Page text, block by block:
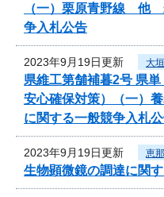
（一）栗原青野線 他
争入札公告
2023年9月19日更新 大
県維工第舗補暮2号 県
安心確保対策）（一）
に関する一般競争入札
2023年9月19日更新 恵
生物顕微鏡の調達に関